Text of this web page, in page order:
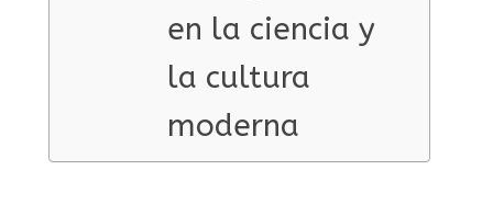
en la ciencia y
la cultura
moderna